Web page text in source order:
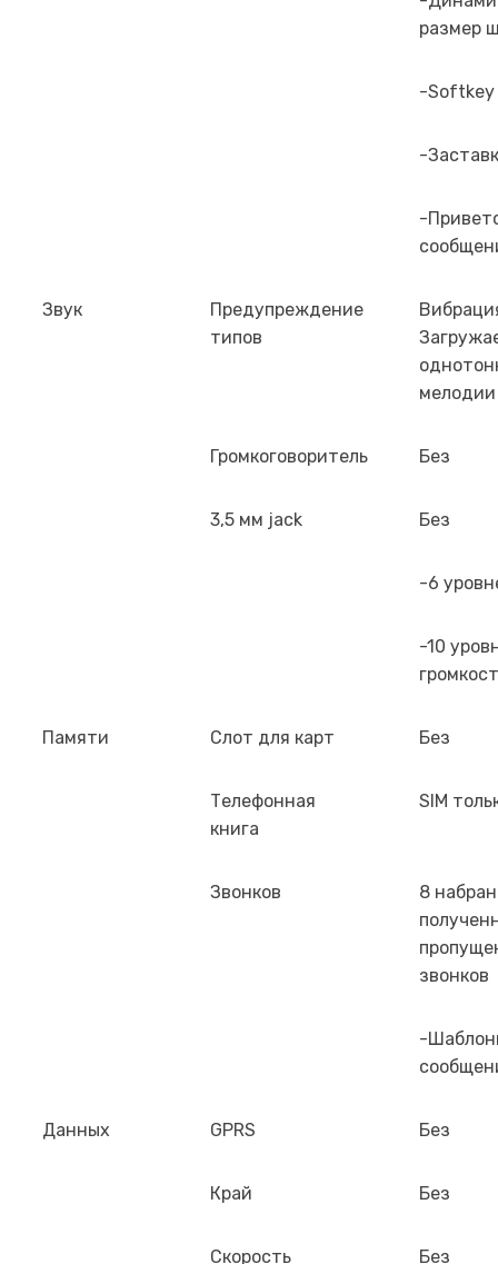
размер
-Softkey
-
-
Звук
Предупреждение
типов
мелодии
Громкоговоритель Без
3,5 мм jack Без
-6
-10
Памяти Слот для карт Без
Телефонная
книга
SIM
Звонков
8
звонков
-
Данных GPRS Без
Край Без
Скорость Без